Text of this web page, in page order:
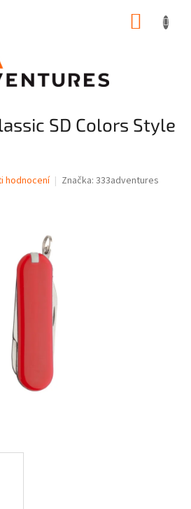
SD Colors Style
hodnocení Značka: 333adventures